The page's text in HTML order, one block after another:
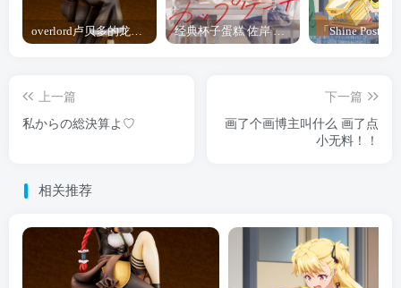
overlord卢贝多的龙王谁厉害 「Overlord」露普斯蕾琪娜·贝塔手办开订 经典杯子蛋糕 佐岸 漫画「经典杯子蛋糕」宣布真人日剧化
上一篇
私からの総決算よ♡
下一篇
画了个画博主叫什么 画了点
小无料！！
相关推荐